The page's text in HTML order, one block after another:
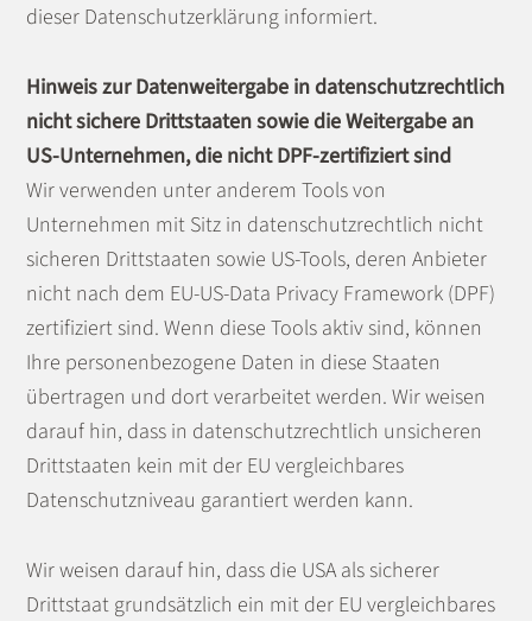
dieser Datenschutzerklärung informiert.
Hinweis zur Datenweitergabe in datenschutzrechtlich
nicht sichere Drittstaaten sowie die Weitergabe an
US-Unternehmen, die nicht DPF-zertifiziert sind
Wir verwenden unter anderem Tools von
Unternehmen mit Sitz in datenschutzrechtlich nicht
sicheren Drittstaaten sowie US-Tools, deren Anbieter
nicht nach dem EU-US-Data Privacy Framework (DPF)
zertifiziert sind. Wenn diese Tools aktiv sind, können
Ihre personenbezogene Daten in diese Staaten
übertragen und dort verarbeitet werden. Wir weisen
darauf hin, dass in datenschutzrechtlich unsicheren
Drittstaaten kein mit der EU vergleichbares
Datenschutzniveau garantiert werden kann.
Wir weisen darauf hin, dass die USA als sicherer
Drittstaat grundsätzlich ein mit der EU vergleichbares